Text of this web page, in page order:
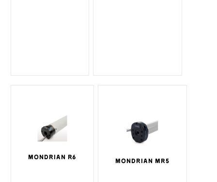
MONDRIAN R6
MONDRIAN MR5